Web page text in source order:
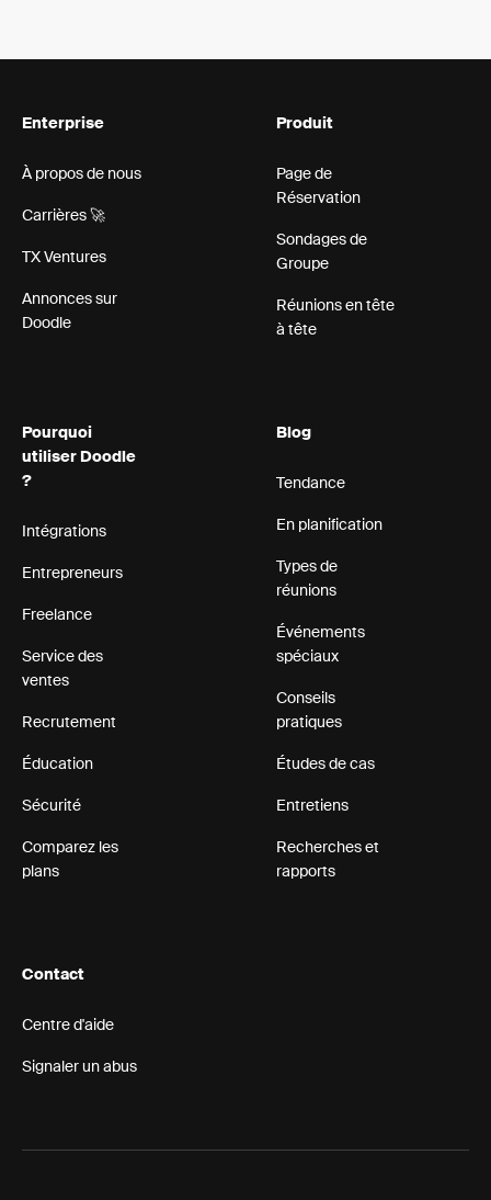
Enterprise
À propos de nous
Carrières 🚀
TX Ventures
Annonces sur
Doodle
Produit
Page de
Réservation
Sondages de
Groupe
Réunions en tête
à tête
Pourquoi
utiliser Doodle
?
Intégrations
Entrepreneurs
Freelance
Service des
ventes
Recrutement
Éducation
Sécurité
Comparez les
plans
Blog
Tendance
En planification
Types de
réunions
Événements
spéciaux
Conseils
pratiques
Études de cas
Entretiens
Recherches et
rapports
Contact
Centre d'aide
Signaler un abus